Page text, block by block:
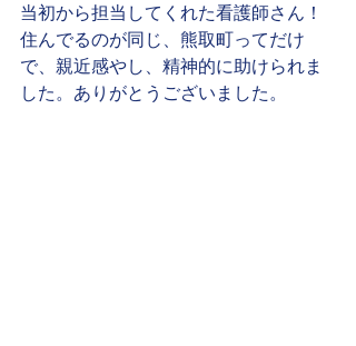
当初から担当してくれた看護師さん！
住んでるのが同じ、熊取町ってだけ
で、親近感やし、精神的に助けられま
した。ありがとうございました。